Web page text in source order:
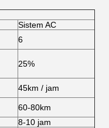
Sistem AC
6
25%
45km / jam
60-80km
8-10 jam